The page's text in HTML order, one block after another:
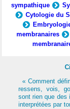
sympathique
Cytologie du
membranaires
« Comment
ressens, vois,
sont rien que des
interprétées par